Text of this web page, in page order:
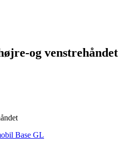
og venstrehåndet
Base GL